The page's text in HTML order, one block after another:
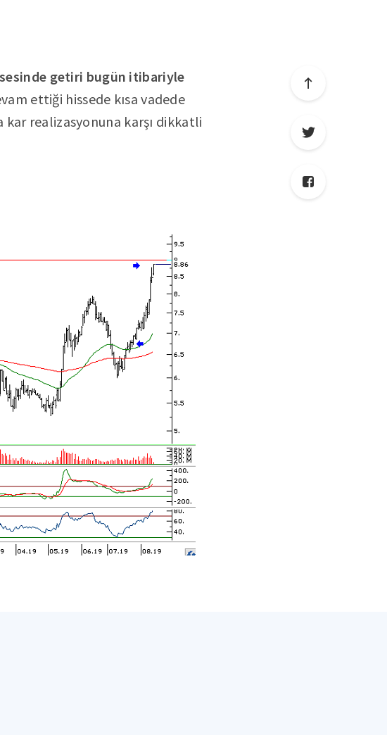
getiri bugün itibariyle
ettiği hissede kısa vadede
kar realizasyonuna karşı dikkatli